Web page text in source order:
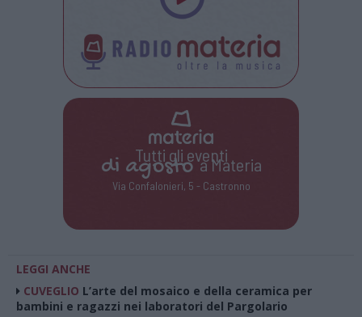
Tutti gli eventi
di agostoa Materia
Via Confalonieri, 5 - Castronno
LEGGI ANCHE
CUVEGLIO L’arte del mosaico e della ceramica per
bambini e ragazzi nei laboratori del Pargolario